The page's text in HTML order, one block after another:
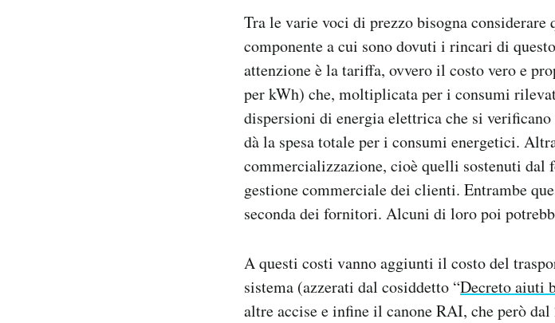
Tra le varie voci di prezzo bisogna
componente a cui sono dovuti i rincari di
attenzione è la tariffa, ovvero il costo vero e
per kWh) che, moltiplicata per i consumi
dispersioni di energia elettrica che si
dà la spesa totale per i consumi energetici.
commercializzazione, cioè quelli sostenuti
gestione commerciale dei clienti. Entrambe
seconda dei fornitori. Alcuni di loro poi
A questi costi vanno aggiunti il costo del
sistema (azzerati dal cosiddetto “Decreto aiuti
altre accise e infine il canone RAI, che però dal